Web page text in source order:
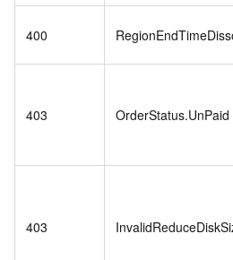
400
403 OrderStatus.UnPaid
403